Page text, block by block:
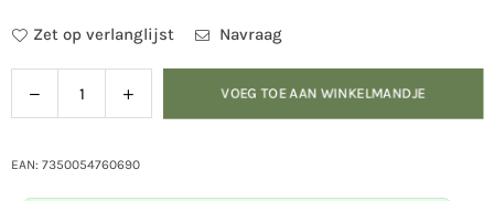
Zet op verlanglijst Navraag
Hoeveelheid
Verlaag
de
voor
Verhoog
de
voor
VOEG TOE AAN WINKELMANDJE
EAN: 7350054760690